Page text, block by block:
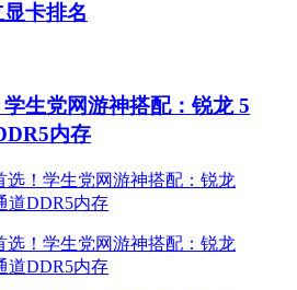
卡排名
生党网游神搭配：锐龙 5
内存